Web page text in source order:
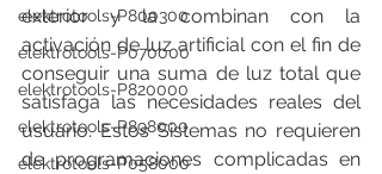
elektrotools-P800300
elektrotools-P070000
elektrotools-P820000
elektrotools-P898000
elektrotools-P058000
exterior y la combinan con la
activación de luz artificial con el fin de
conseguir una suma de luz total que
satisfaga las necesidades reales del
usuario. Estos Sistemas no requieren
de programaciones complicadas en